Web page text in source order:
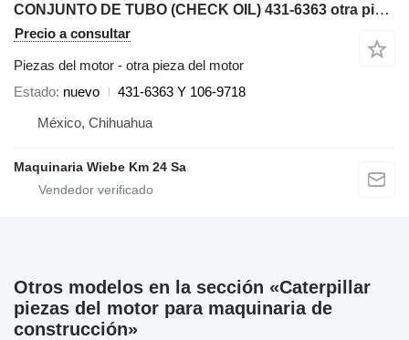
CONJUNTO DE TUBO (CHECK OIL) 431-6363 otra pieza del motor para Caterpillar AP600F, AP655F extendedora de asfalto
Precio a consultar
Piezas del motor - otra pieza del motor
Estado nuevo
431-6363 Y 106-9718
México, Chihuahua
Maquinaria Wiebe Km 24 Sa
Otros modelos en la sección «Caterpillar
piezas del motor para maquinaria de
construcción»